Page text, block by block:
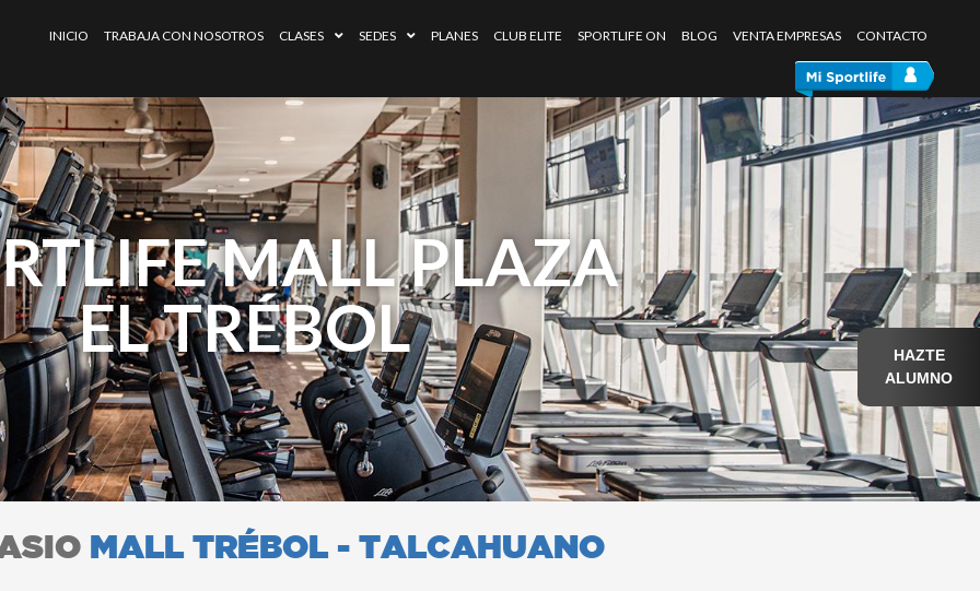
INICIO TRABAJA CON NOSOTROS CLASES SEDES PLANES CLUB ELITE SPORTLIFE ON BLOG VENTA EMPRESAS CONTACTO
MALL PLAZA
EL TRÉBOL
MALL TRÉBOL - TALCAHUANO
HAZTE
ALUMNO